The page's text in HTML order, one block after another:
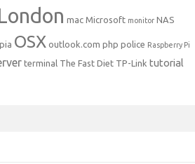
mac Microsoft monitor NAS
OSX outlook.com php police Raspberry Pi
terminal The Fast Diet TP-Link tutorial